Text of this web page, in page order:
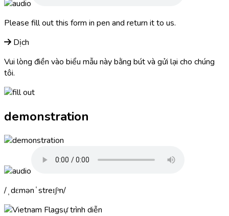
Please fill outthis form in pen and return it to us.
Dịch
Vui lòng điền vào biểu mẫu này bằng bút và gửi lại cho chúng
tôi.
demonstration
ˌdɛmənˈstreɪʃᵊn
sự trình diễn